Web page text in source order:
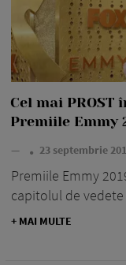
Cel mai PROST
Premiile Emmy
— 23 septembrie
Premiile Emmy
capitolul de
+ MAI MULTE